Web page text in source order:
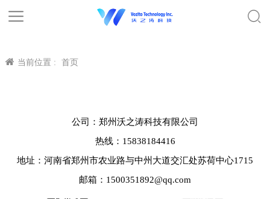
当前位置 : 首页
公司：郑州沃之涛科技有限公司
热线：15838184416
地址：河南省郑州市农业路与中州大道交汇处苏荷中心1715
邮箱：1500351892@qq.com